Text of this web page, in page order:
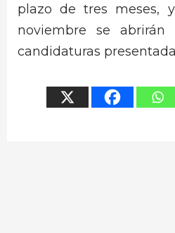
plazo de tres meses,
noviembre se
candidaturas